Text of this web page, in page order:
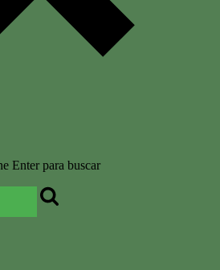
Enter para buscar